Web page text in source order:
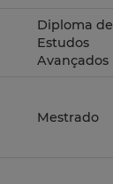
Diploma de
Estudos
Avançados
Mestrado